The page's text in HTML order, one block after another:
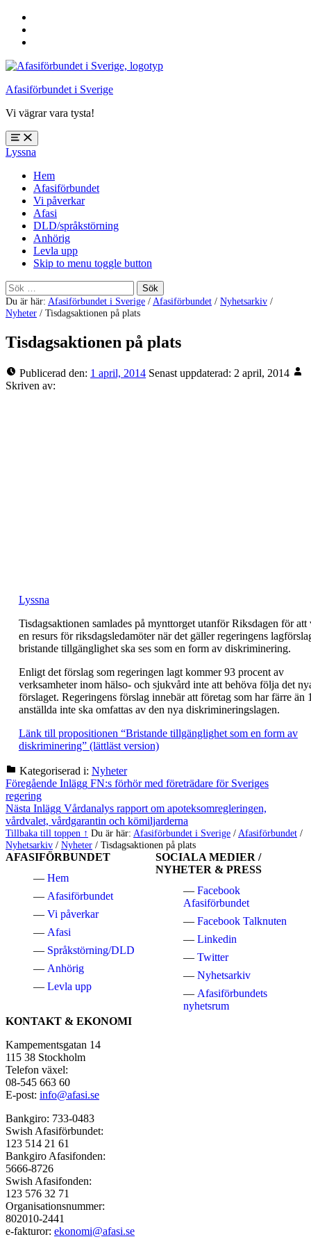
sidfoten
Afasiförbundet i Sverige
Vi vägrar vara tysta!
Öppna
meny:
%s
Lyssna
Hem
Afasiförbundet
Vi påverkar
Afasi
DLD/språkstörning
Anhörig
Levla upp
Skip to menu toggle button
Sök
efter:
Du är här: Afasiförbundet i Sverige /Afasiförbundet / Nyhetsarkiv /
Nyheter / Tisdagsaktionen på plats
Tisdagsaktionen på plats
Publicerad den: 1 april, 2014 Senast uppdaterad: 2 april, 2014
Skriven av:
Lyssna
Tisdagsaktionen samlades på mynttorget utanför Riksdagen för att
en resurs för riksdagsledamöter när det gäller regeringens
bristande tillgänglighet ska ses som en form av diskriminering.
Enligt det förslag som regeringen lagt kommer 93 procent av
verksamheter inom hälso- och sjukvård inte att behöva följa det
förslaget. Regeringens förslag innebär att företag som har färre än
anställda inte ska omfattas av den nya diskrimineringslagen.
Länk till propositionen “Bristande tillgänglighet som en form av
diskriminering” (lättläst version)
Kategoriserad i: Nyheter
Hoppa
tillbaka
till
huvudnavigeringen
Inläggsnavigering
Föregående Inlägg FN:s förhör med företrädare för Sveriges
regering
Nästa Inlägg Vårdanalys rapport om apoteksomregleringen,
vårdvalet, vårdgarantin och kömiljarderna
Tillbaka till toppen ↑ Du är här: Afasiförbundet i Sverige / Afasiförbundet /
Nyhetsarkiv / Nyheter / Tisdagsaktionen på plats
AFASIFÖRBUNDET
Hem
Afasiförbundet
Vi påverkar
Afasi
Språkstörning/DLD
Anhörig
Levla upp
SOCIALA MEDIER /
NYHETER & PRESS
Facebook
Afasiförbundet
Facebook Talknuten
Linkedin
Twitter
Nyhetsarkiv
Afasiförbundets
nyhetsrum
KONTAKT & EKONOMI
Kampementsgatan 14
115 38 Stockholm
Telefon växel:
08-545 663 60
E-post: info@afasi.se
Bankgiro: 733-0483
Swish Afasiförbundet:
123 514 21 61
Bankgiro Afasifonden:
5666-8726
Swish Afasifonden:
123 576 32 71
Organisationsnummer:
802010-2441
e-fakturor: ekonomi@afasi.se